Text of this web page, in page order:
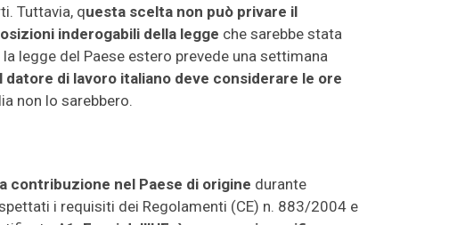
Tuttavia, questa scelta non può privare il
inderogabili della legge che sarebbe stata
legge del Paese estero prevede una settimana
datore di lavoro italiano deve considerare le ore
non lo sarebbero.
contribuzione nel Paese di origine durante
i requisiti dei Regolamenti (CE) n. 883/2004 e